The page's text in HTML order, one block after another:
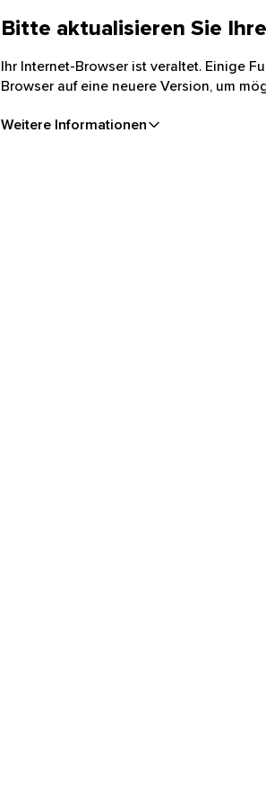
Bitte aktualisieren Sie
Ihr Internet-Browser ist veraltet. Einige
Browser auf eine neuere Version, um
Weitere Informationen